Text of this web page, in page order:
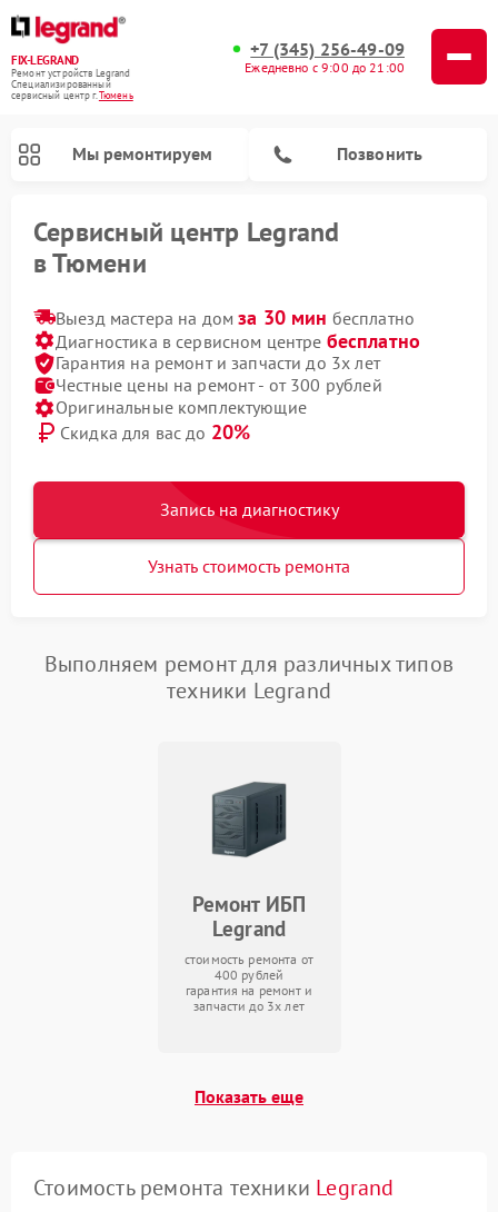
FIX-LEGRAND
Ремонт устройств Legrand
Специализированный
cервисный центр г.Тюмень
+7 (345) 256-49-09
Ежедневно с 9:00 до 21:00
Мы ремонтируем Позвонить
Сервисный центр Legrand
в Тюмени
Выезд мастера на домза 30 мин бесплатно
Диагностика в сервисном центре бесплатно
Гарантия на ремонт и запчасти до 3х лет
Честные цены на ремонт - от 300 рублей
Оригинальные комплектующие
Скидка для вас до 20%
Запись на диагностику
Узнать стоимость ремонта
Выполняем ремонт для различных типов
техники Legrand
Ремонт ИБП
Legrand
стоимость ремонта от
400 рублей
гарантия на ремонт и
запчасти до 3х лет
Показать еще
Стоимость ремонта техники Legrand